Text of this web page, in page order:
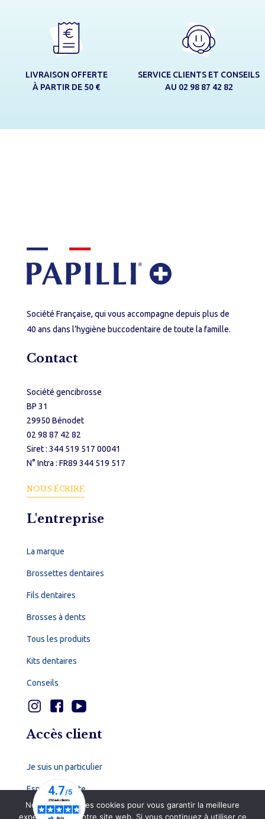
LIVRAISON OFFERTE
À PARTIR DE 50 €
SERVICE CLIENTS ET CONSEILS
AU 02 98 87 42 82
Société Française, qui vous accompagne depuis plus de
40 ans dans l’hygiène buccodentaire de toute la famille.
Contact
Société gencibrosse
BP 31
29950 Bénodet
02 98 87 42 82
Siret : 344 519 517 00041
N° Intra : FR89 344 519 517
NOUS ÉCRIRE
L'entreprise
La marque
Brossettes dentaires
Fils dentaires
Brosses à dents
Tous les produits
Kits dentaires
Conseils
Accès client
Je suis un particulier
Espace dentiste
Nous utilisons des cookies pour vous garantir la meilleure
expérience sur notre site web. Si vous continuez à utiliser ce